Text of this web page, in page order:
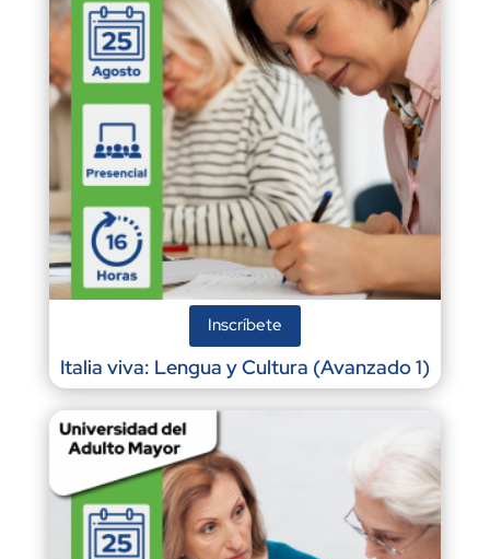
Inscríbete
Italia viva: Lengua y Cultura (Avanzado 1)